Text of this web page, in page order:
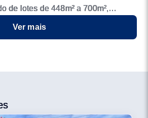
de lotes de 448m² a 700m²,
um urbanismo surpreendente,
sem vizinhos de fundo. -
deck molhado e borda infinita
femininos e masculinos -Sala de
em saibro -Quadra de tênis ao ar
Ver mais